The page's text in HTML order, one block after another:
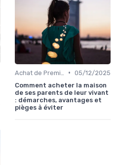
• 05/12/2025
Comment acheter la maison
de ses parents de leur vivant
: démarches, avantages et
pièges à éviter